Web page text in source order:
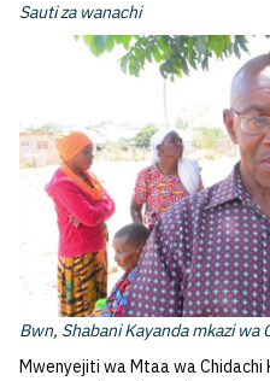
Sauti za wanachi
Bwn, Shabani Kayanda mkazi wa
Mwenyejiti wa Mtaa wa Chidachi